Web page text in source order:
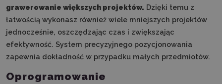
grawerowanie większych projektów. Dzięki temu z
łatwością wykonasz również wiele mniejszych projektów
jednocześnie, oszczędzając czas i zwiększając
efektywność. System precyzyjnego pozycjonowania
zapewnia dokładność w przypadku małych przedmiotów.
Oprogramowanie